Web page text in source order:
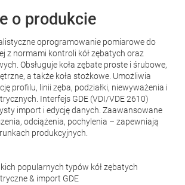
o produkcie
oprogramowanie pomiarowe do
z normami kontroli kół zębatych oraz
Obsługuje koła zębate proste i śrubowe,
a także koła stożkowe. Umożliwia
profilu, linii zęba, podziałki, niewyważenia i
Interfejs GDE (VDI/VDE 2610)
import i edycję danych. Zaawansowane
odciążenia, pochylenia – zapewniają
produkcyjnych.
popularnych typów kół zębatych
& import GDE